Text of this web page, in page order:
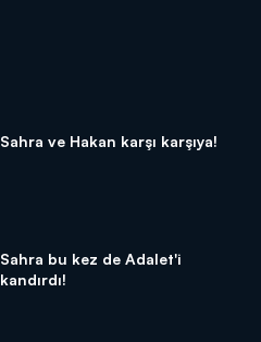
Sahra ve Hakan karşı karşıya!
Sahra bu kez de Adalet'i
kandırdı!